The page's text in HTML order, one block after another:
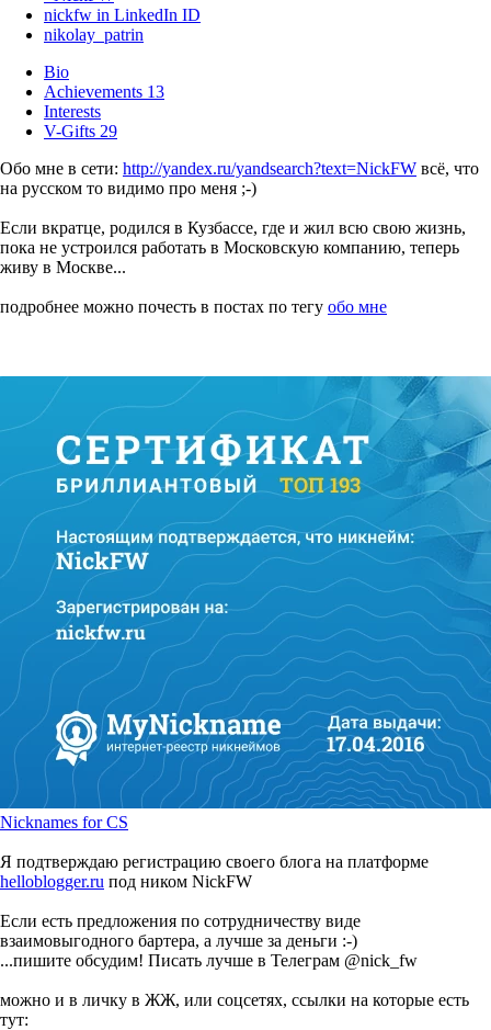
nickfw in LinkedIn ID
nikolay_patrin
Bio
Achievements 13
Interests
V-Gifts 29
Обо мне в сети: http://yandex.ru/yandsearch?text=NickFW всё, что
на русском то видимо про меня ;-)
Если вкратце, родился в Кузбассе, где и жил всю свою жизнь,
пока не устроился работать в Московскую компанию, теперь
живу в Москве...
подробнее можно почесть в постах по тегу обо мне
Nicknames for CS
Я подтверждаю регистрацию своего блога на платформе
helloblogger.ru под ником NickFW
Если есть предложения по сотрудничеству виде
взаимовыгодного бартера, а лучше за деньги :-)
...пишите обсудим! Писать лучше в Телеграм @nick_fw
можно и в личку в ЖЖ, или соцсетях, ссылки на которые есть
тут: